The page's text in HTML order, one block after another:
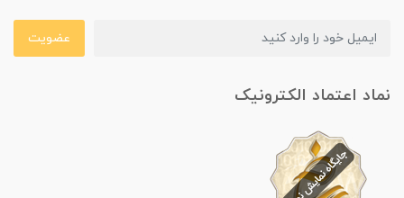
عضویت
نماد اعتماد الکترونیک